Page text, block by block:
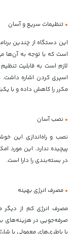
•تنظیمات سریع و آسان
این دستگاه از چندین
است که با توجه به آن‌ها
اسپری کردن اشاره داشت.
مکرر را کاهش داده و با
•نصب آسان
نصب و راه‌اندازی این
پیچیده ندارد. این مورد
در بسته‌بندی را دارا است.
•مصرف انرژی بهینه
مصرف انرژی کم از
صرفه‌جویی در هزینه‌های
با باطری‌های معمولی یا